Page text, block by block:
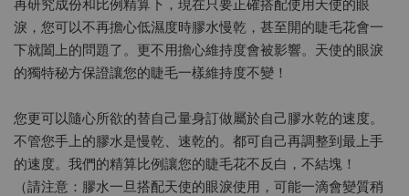
再研究成份和比例精算下，現在只要正確搭配使用天使的眼
淚，您可以不再擔心低濕度時膠水慢乾，甚至開的睫毛花會一
下就闔上的問題了。更不用擔心維持度會被影響。天使的眼淚
的獨特秘方保證讓您的睫毛一樣維持度不變！
您更可以隨心所欲的替自己量身訂做屬於自己膠水乾的速度。
不管您手上的膠水是慢乾、速乾的。都可自己再調整到最上手
的速度。我們的精算比例讓您的睫毛花不反白，不結塊！
（請注意：膠水一旦搭配天使的眼淚使用，可能一滴會變質稍